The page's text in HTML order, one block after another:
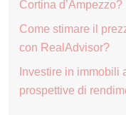
Cortina d’Ampezzo?
Come stimare il
con RealAdvisor?
Investire in immobili
prospettive di